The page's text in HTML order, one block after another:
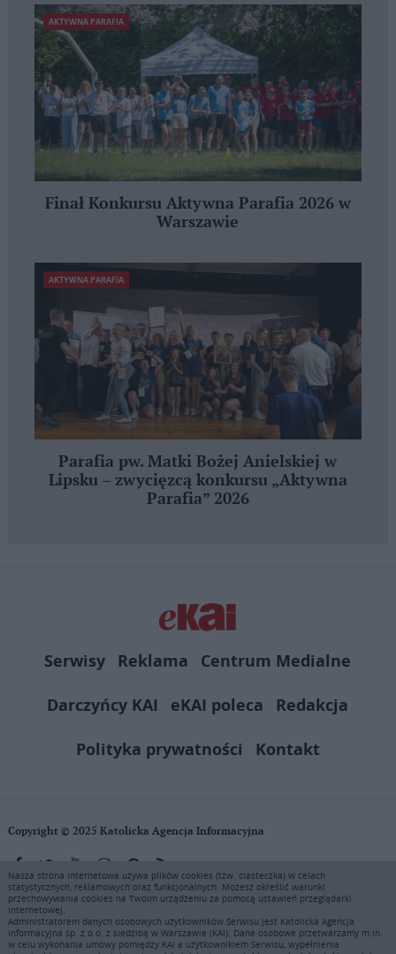
AKTYWNA PARAFIA
Finał Konkursu Aktywna Parafia 2026 w
Warszawie
AKTYWNA PARAFIA
Parafia pw. Matki Bożej Anielskiej w
Lipsku – zwycięzcą konkursu „Aktywna
Parafia” 2026
Serwisy Reklama
Centrum Medialne
Darczyńcy KAI
eKAI poleca
Redakcja
Polityka prywatności
Kontakt
Copyright © 2025 Katolicka Agencja Informacyjna
KAI zastrzega wszelkie prawa do serwisu. Użytkownicy mogą pobierać
i drukować fragmenty zawartości serwisu internetowego www.ekai.pl
wyłącznie do użytku osobistego. Publikacja, rozpowszechnianie
zawartości niniejszego serwisu lub jej sprzedaż (także framing i in.
Nasza strona internetowa używa plików cookies (tzw. ciasteczka) w celach
statystycznych, reklamowych oraz funkcjonalnych. Możesz określić warunki
przechowywania cookies na Twoim urządzeniu za pomocą ustawień przeglądarki
internetowej.
Administratorem danych osobowych użytkowników Serwisu jest Katolicka Agencja
Informacyjna sp. z o.o. z siedzibą w Warszawie (KAI). Dane osobowe przetwarzamy m.in.
w celu wykonania umowy pomiędzy KAI a użytkownikiem Serwisu, wypełnienia